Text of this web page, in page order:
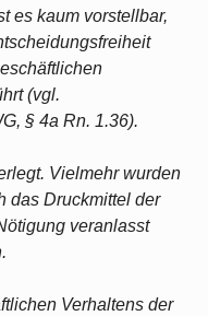
es kaum vorstellbar,
(vgl.
§ 4a Rn. 1.36).
Vielmehr wurden
das Druckmittel der
veranlasst
Verhaltens der